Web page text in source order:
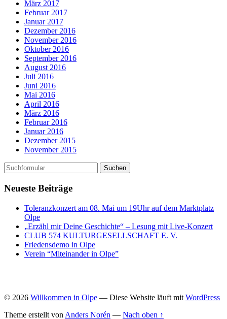
März 2017
Februar 2017
Januar 2017
Dezember 2016
November 2016
Oktober 2016
September 2016
August 2016
Juli 2016
Juni 2016
Mai 2016
April 2016
März 2016
Februar 2016
Januar 2016
Dezember 2015
November 2015
Neueste Beiträge
Toleranzkonzert am 08. Mai um 19Uhr auf dem Marktplatz
Olpe
„Erzähl mir Deine Geschichte“ – Lesung mit Live-Konzert
CLUB 574 KULTURGESELLSCHAFT E. V.
Friedensdemo in Olpe
Verein “Miteinander in Olpe”
© 2026 Willkommen in Olpe — Diese Website läuft mit WordPress
Theme erstellt von Anders Norén — Nach oben ↑